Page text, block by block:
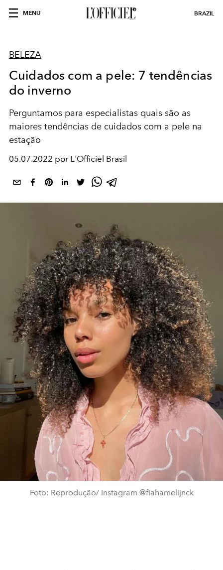
MENU BRAZIL
BELEZA
Cuidados com a pele: 7 tendências
do inverno
Perguntamos para especialistas quais são as
maiores tendências de cuidados com a pele na
estação
05.07.2022 por L'Officiel Brasil
Foto: Reprodução/ Instagram @fiahamelijnck